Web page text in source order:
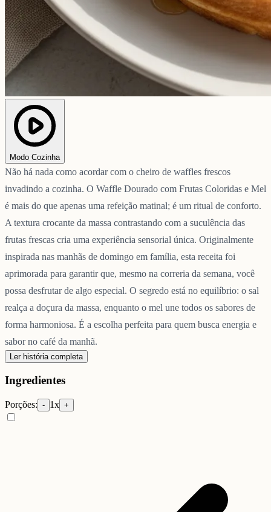
Modo Cozinha
Não há nada como acordar com o cheiro de waffles frescos
invadindo a cozinha. O Waffle Dourado com Frutas Coloridas e Mel
é mais do que apenas uma refeição matinal; é um ritual de conforto.
A textura crocante da massa contrastando com a suculência das
frutas frescas cria uma experiência sensorial única. Originalmente
inspirada nas manhãs de domingo em família, esta receita foi
aprimorada para garantir que, mesmo na correria da semana, você
possa desfrutar de algo especial. O segredo está no equilíbrio: o sal
realça a doçura da massa, enquanto o mel une todos os sabores de
forma harmoniosa. É a escolha perfeita para quem busca energia e
sabor no café da manhã.
Ler história completa
Ingredientes
Porções: - 1x +